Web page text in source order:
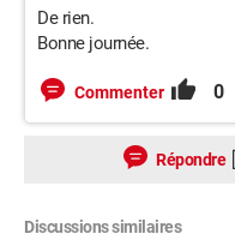
De rien.
Bonne journée.
Commenter 0
Répondre
Discussions similaires